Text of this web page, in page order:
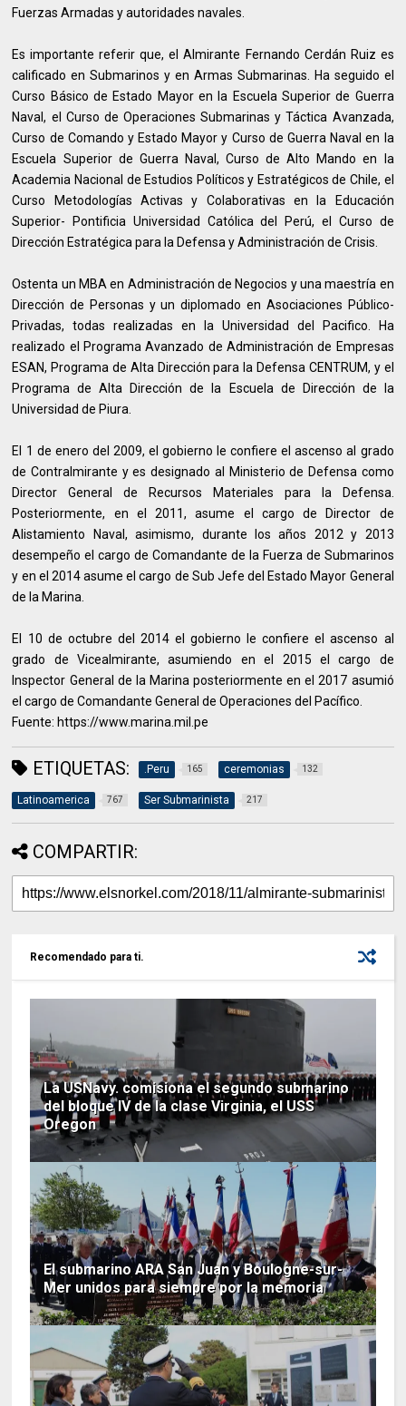
Fuerzas Armadas y autoridades navales.
Es importante referir que, el Almirante Fernando Cerdán Ruiz es
calificado en Submarinos y en Armas Submarinas. Ha seguido el
Curso Básico de Estado Mayor en la Escuela Superior de Guerra
Naval, el Curso de Operaciones Submarinas y Táctica Avanzada,
Curso de Comando y Estado Mayor y Curso de Guerra Naval en la
Escuela Superior de Guerra Naval, Curso de Alto Mando en la
Academia Nacional de Estudios Políticos y Estratégicos de Chile, el
Curso Metodologías Activas y Colaborativas en la Educación
Superior- Pontificia Universidad Católica del Perú, el Curso de
Dirección Estratégica para la Defensa y Administración de Crisis.
Ostenta un MBA en Administración de Negocios y una maestría en
Dirección de Personas y un diplomado en Asociaciones Público-
Privadas, todas realizadas en la Universidad del Pacifico. Ha
realizado el Programa Avanzado de Administración de Empresas
ESAN, Programa de Alta Dirección para la Defensa CENTRUM, y el
Programa de Alta Dirección de la Escuela de Dirección de la
Universidad de Piura.
El 1 de enero del 2009, el gobierno le confiere el ascenso al grado
de Contralmirante y es designado al Ministerio de Defensa como
Director General de Recursos Materiales para la Defensa.
Posteriormente, en el 2011, asume el cargo de Director de
Alistamiento Naval, asimismo, durante los años 2012 y 2013
desempeño el cargo de Comandante de la Fuerza de Submarinos
y en el 2014 asume el cargo de Sub Jefe del Estado Mayor General
de la Marina.
El 10 de octubre del 2014 el gobierno le confiere el ascenso al
grado de Vicealmirante, asumiendo en el 2015 el cargo de
Inspector General de la Marina posteriormente en el 2017 asumió
el cargo de Comandante General de Operaciones del Pacífico.
Fuente: https://www.marina.mil.pe
ETIQUETAS: .Peru 165 ceremonias 132
Latinoamerica 767 Ser Submarinista 217
COMPARTIR:
Recomendado para ti.
La USNavy. comisiona el segundo submarino
del bloque IV de la clase Virginia, el USS
Oregon
El submarino ARA San Juan y Boulogne-sur-
Mer unidos para siempre por la memoria